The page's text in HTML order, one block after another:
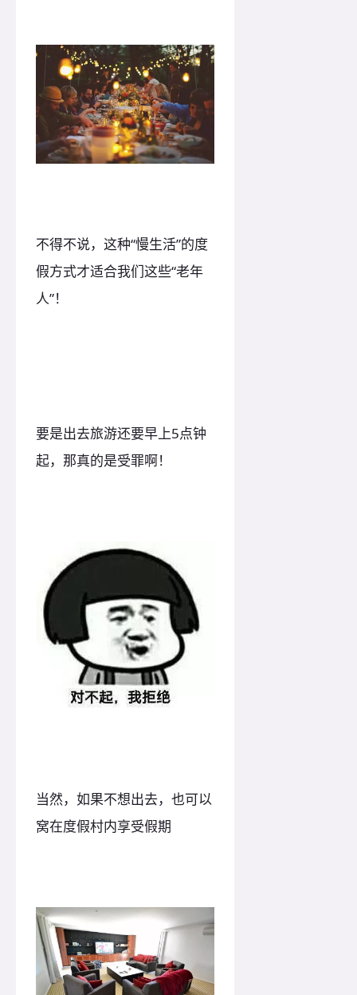
不得不说，这种“慢生活”的度
假方式才适合我们这些“老年
人”！
要是出去旅游还要早上5点钟
起，那真的是受罪啊！
当然，如果不想出去，也可以
窝在度假村内享受假期